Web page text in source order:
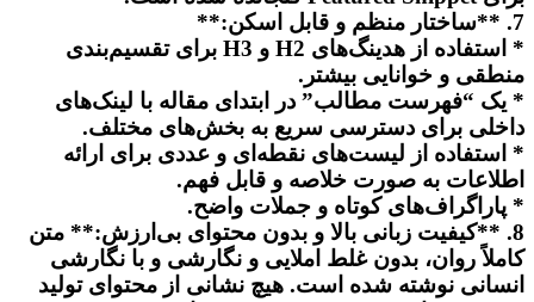
7. **ساختار منظم و قابل اسکن:**
* استفاده از هدینگ‌های H2 و H3 برای تقسیم‌بندی
منطقی و خوانایی بیشتر.
* یک “فهرست مطالب” در ابتدای مقاله با لینک‌های
داخلی برای دسترسی سریع به بخش‌های مختلف.
* استفاده از لیست‌های نقطه‌ای و عددی برای ارائه
اطلاعات به صورت خلاصه و قابل فهم.
* پاراگراف‌های کوتاه و جملات واضح.
8. **کیفیت زبانی بالا و بدون محتوای بی‌ارزش:** متن
کاملاً روان، بدون غلط املایی و نگارشی و با نگارشی
انسانی نوشته شده است. هیچ نشانی از محتوای تولید